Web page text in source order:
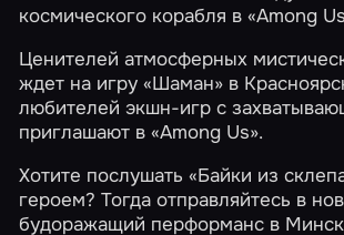
космического корабля в«Among
Ценителей атмосферных
ждет на игру«Шаман» в
любителей экшн-игр с
приглашают в«Among Us».
Хотите послушать«Байки из
героем? Тогда отправляйтесь в
будоражащий перформанс в